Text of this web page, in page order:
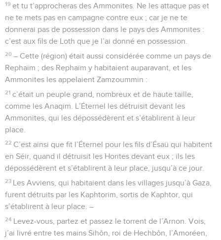
19 et tu t’approcheras des Ammonites. Ne les attaque pas et
ne te mets pas en campagne contre eux ; car je ne te
donnerai pas de possession dans le pays des Ammonites :
c’est aux fils de Loth que je l’ai donné en possession.
20 – Cette (région) était aussi considérée comme un pays de
Rephaïm ; des Rephaïm y habitaient auparavant, et les
Ammonites les appelaient Zamzoummin :
21 c’était un peuple grand, nombreux et de haute taille,
comme les Anaqim. L’Éternel les détruisit devant les
Ammonites, qui les dépossédèrent et s’établirent à leur
place.
22 C’est ainsi que fit l’Éternel pour les fils d’Ésaü qui habitent
en Séir, quand il détruisit les Horites devant eux ; ils les
dépossédèrent et s’établirent à leur place, jusqu’à ce jour.
23 Les Avviens, qui habitaient dans les villages jusqu’à Gaza,
furent détruits par les Kaphtorim, sortis de Kaphtor, qui
s’établirent à leur place. –
24 Levez-vous, partez et passez le torrent de l’Arnon. Vois,
j’ai livré entre tes mains Sihôn, roi de Hechbôn, l’Amoréen,